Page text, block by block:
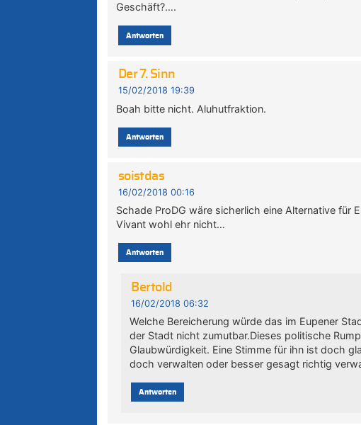
Geschäft?….
Antworten
Der 7. Sinn
15/02/2018 19:39
Boah bitte nicht. Aluhutfraktion.
Antworten
soistdas
16/02/2018 00:16
Schade ProDG wäre sicherlich eine Alternative für
Vivant wohl ehr nicht…
Antworten
Bertold
16/02/2018 06:32
Welche Bereicherung würde das im Eupener
der Stadt nicht zumutbar.Dieses politische
Glaubwürdigkeit. Eine Stimme für ihn ist doch
doch verwalten oder besser gesagt richtig
Antworten